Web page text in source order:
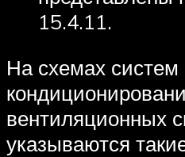
15.4.11.
На схемах систем
вентиляционных
указываются